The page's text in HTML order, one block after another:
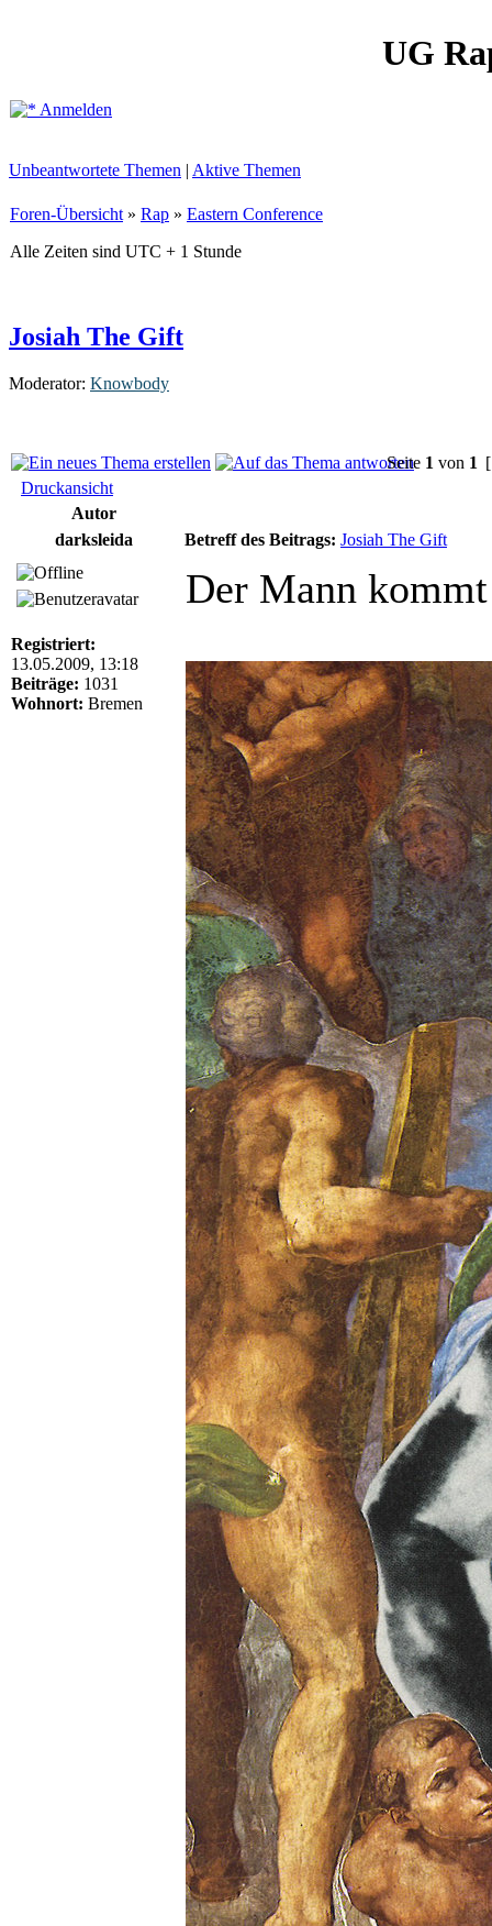
UG
Anmelden
Unbeantwortete Themen | Aktive Themen
Foren-Übersicht » Rap » Eastern Conference
Alle Zeiten sind UTC + 1 Stunde
Josiah The Gift
Moderator: Knowbody
Seite 1 von 1
Druckansicht
Autor
darksleida
Betreff des Beitrags: Josiah The Gift
Registriert:
13.05.2009, 13:18
Beiträge: 1031
Wohnort: Bremen
Der Mann